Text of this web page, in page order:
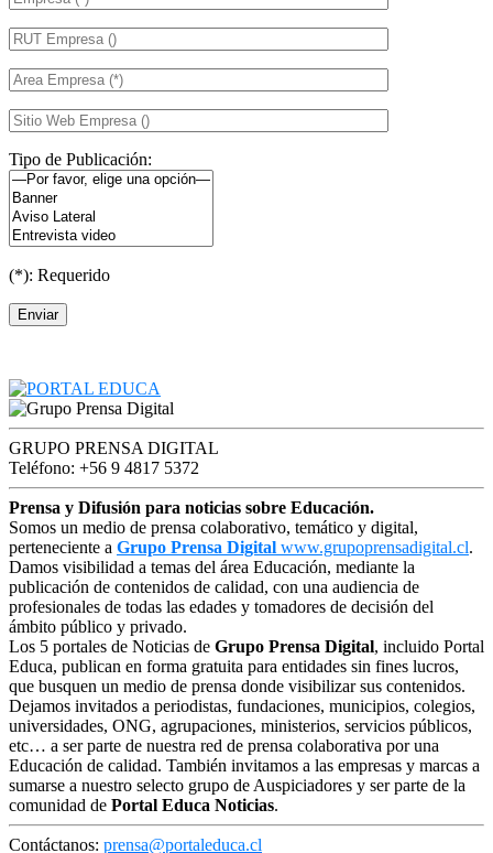
Tipo de Publicación:
(*): Requerido
GRUPO PRENSA DIGITAL
Teléfono: +56 9 4817 5372
Prensa y Difusión para noticias sobre Educación.
Somos un medio de prensa colaborativo, temático y digital,
perteneciente a Grupo Prensa Digital www.grupoprensadigital.cl.
Damos visibilidad a temas del área Educación, mediante la
publicación de contenidos de calidad, con una audiencia de
profesionales de todas las edades y tomadores de decisión del
ámbito público y privado.
Los 5 portales de Noticias de Grupo Prensa Digital, incluido Portal
Educa, publican en forma gratuita para entidades sin fines lucros,
que busquen un medio de prensa donde visibilizar sus contenidos.
Dejamos invitados a periodistas, fundaciones, municipios, colegios,
universidades, ONG, agrupaciones, ministerios, servicios públicos,
etc… a ser parte de nuestra red de prensa colaborativa por una
Educación de calidad. También invitamos a las empresas y marcas a
sumarse a nuestro selecto grupo de Auspiciadores y ser parte de la
comunidad de Portal Educa Noticias.
Contáctanos: prensa@portaleduca.cl